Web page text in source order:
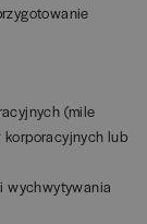
(mile
korporacyjnych lub
wychwytywania